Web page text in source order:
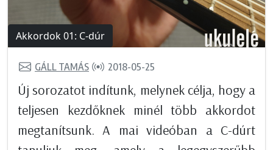
Akkordok 01: C-dúr
GÁLL TAMÁS 2018-05-25
Új sorozatot indítunk, melynek célja, hogy a
teljesen kezdőknek minél több akkordot
megtanítsunk. A mai videóban a C-dúrt